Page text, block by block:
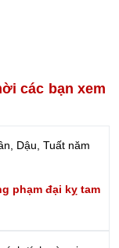
các bạn xem
Dậu, Tuất năm
phạm đại kỵ tam